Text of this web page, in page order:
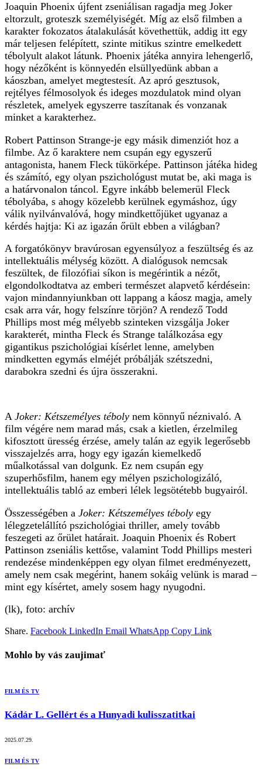
Joaquin Phoenix újfent zseniálisan ragadja meg Joker
eltorzult, groteszk személyiségét. Míg az első filmben a
karakter fokozatos átalakulását követhettük, addig itt egy
már teljesen felépített, szinte mitikus szintre emelkedett
tébolyult alakot látunk. Phoenix játéka annyira lehengerlő,
hogy nézőként is könnyedén elsüllyedünk abban a
káoszban, amelyet megtestesít. Az apró gesztusok,
rejtélyes félmosolyok és ideges mozdulatok mind olyan
részletek, amelyek egyszerre taszítanak és vonzanak
minket a karakterhez.
Robert Pattinson Strange-je egy másik dimenziót hoz a
filmbe. Az ő karaktere nem csupán egy egyszerű
antagonista, hanem Fleck tükörképe. Pattinson játéka hideg
és számító, egy olyan pszichológust mutat be, aki maga is
a határvonalon táncol. Egyre inkább belemerül Fleck
tébolyába, s ahogy közelebb kerülnek egymáshoz, úgy
válik nyilvánvalóvá, hogy mindkettőjüket ugyanaz a
kérdés hajtja: Ki az igazán őrült ebben a világban?
A forgatókönyv bravúrosan egyensúlyoz a feszültség és az
intellektuális mélység között. A dialógusok nemcsak
feszültek, de filozófiai síkon is megérintik a nézőt,
elgondolkodtatva az emberi természet alapvető kérdésein:
vajon mindannyiunkban ott lappang a káosz magja, amely
csak arra vár, hogy felszínre törjön? A rendező Todd
Phillips most még mélyebb szinteken vizsgálja Joker
karakterét, mintha Fleck és Strange találkozása egy
gigantikus pszichológiai kísérlet lenne, amelyben
mindketten egymás elméjét próbálják szétszedni,
darabokra szedni és újra összerakni.
A Joker: Kétszemélyes téboly nem könnyű néznivaló. A
film végére nem marad más, csak a kietlen, érzelmileg
kifosztott üresség érzése, amely talán az egyik legerősebb
visszajelzés arra, hogy egy igazán kiemelkedő
műalkotással van dolgunk. Ez nem csupán egy
szuperhősfilm, hanem egy mélyen pszichologizáló,
intellektuális tabló az emberi lélek legsötétebb bugyairól.
Összességében a Joker: Kétszemélyes téboly egy
lélegzetelállító pszichológiai thriller, amely tovább
feszegeti az őrület határait. Joaquin Phoenix és Robert
Pattinson zseniális kettőse, valamint Todd Phillips mesteri
rendezése mindenképpen egy olyan filmet eredményezett,
amely nem csak megérint, hanem sokáig velünk is marad –
mint egy kísértet, amely sosem hagy nyugodni.
(lk), foto: archív
Share. Facebook LinkedIn Email WhatsApp Copy Link
Mohlo by vás zaujimať
FILM ÉS TV
Kádár L. Gellért és a Hunyadi kulisszatitkai
2025.07.29.
FILM ÉS TV